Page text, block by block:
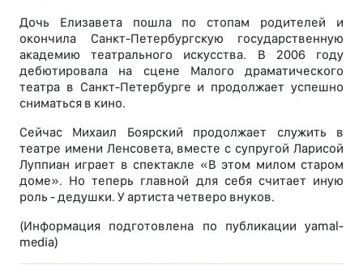
Дочь Елизавета пошла по стопам родителей и
окончила Санкт-Петербургскую государственную
академию театрального искусства. В 2006 году
дебютировала на сцене Малого драматического
театра в Санкт-Петербурге и продолжает успешно
сниматься в кино.
Сейчас Михаил Боярский продолжает служить в
театре имени Ленсовета, вместе с супругой Ларисой
Луппиан играет в спектакле «В этом милом старом
доме». Но теперь главной для себя считает иную
роль - дедушки. У артиста четверо внуков.
(Информация подготовлена по публикации yamal-
media)